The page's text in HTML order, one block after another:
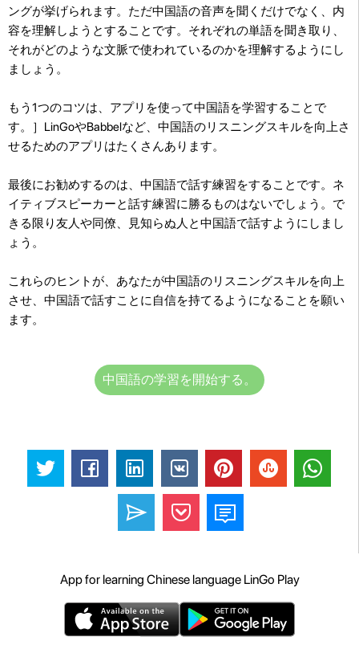
ングが挙げられます。ただ中国語の音声を聞くだけでなく、内
容を理解しようとすることです。それぞれの単語を聞き取り、
それがどのような文脈で使われているのかを理解するようにし
ましょう。
もう1つのコツは、アプリを使って中国語を学習することで
す。］LinGoやBabbelなど、中国語のリスニングスキルを向上さ
せるためのアプリはたくさんあります。
最後にお勧めするのは、中国語で話す練習をすることです。ネ
イティブスピーカーと話す練習に勝るものはないでしょう。で
きる限り友人や同僚、見知らぬ人と中国語で話すようにしまし
ょう。
これらのヒントが、あなたが中国語のリスニングスキルを向上
させ、中国語で話すことに自信を持てるようになることを願い
ます。
中国語の学習を開始する。
App for learning Chinese language LinGo Play